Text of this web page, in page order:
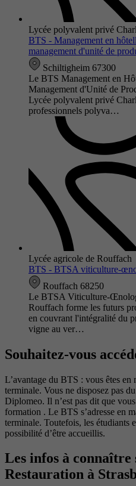
Lycée polyvalent privé
BTS - Management en
management d'unité de
Schiltigheim 67300
Le BTS Management en
Management d'Unité de
Lycée polyvalent privé
professionnels polyva…
Lycée agricole de Rouffach
BTS - BTSA viticulture-
Rouffach 68250
Le BTSA Viticulture-
Rouffach forme les futurs
en couvrant l'intégralité du
vigne au ver…
Souhaitez-vous
L’avantage du BTS : vous êtes en
terminale. Vous ne disposez pas
Diplomeo. Il n’est pas dit que
formation . Le BTS s’adresse en
terminale. Toutefois, les étudiants
possibilité d’être accueillis.
Les infos à connaître
Restauration à